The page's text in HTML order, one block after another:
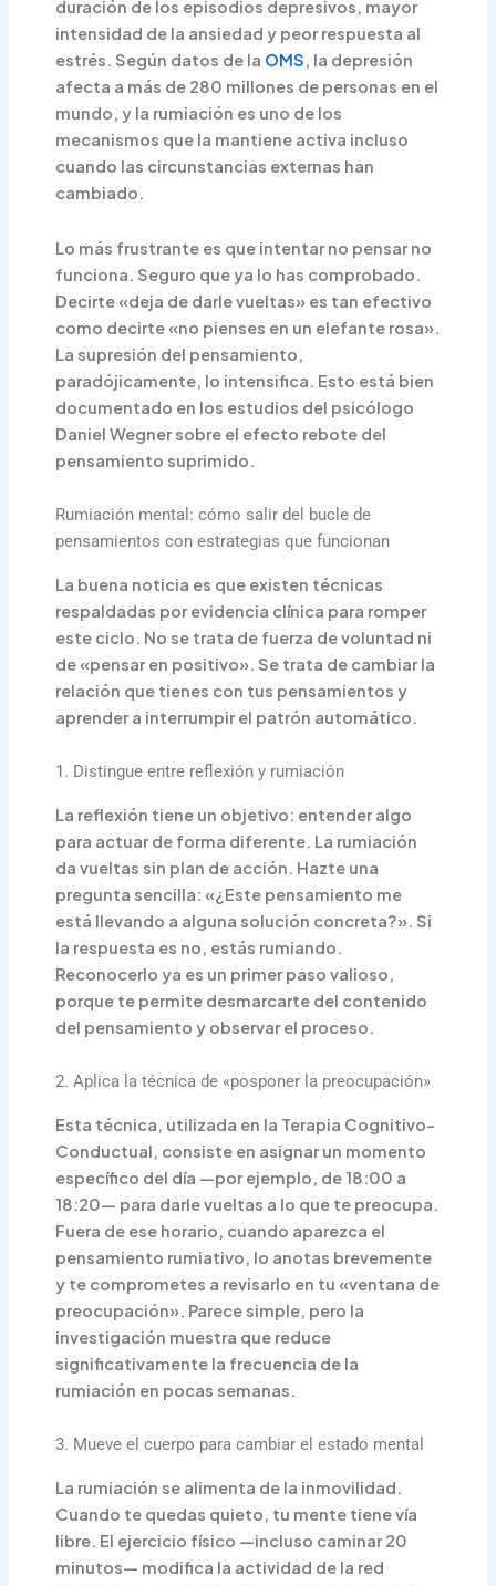
duración de los episodios depresivos, mayor
intensidad de la ansiedad y peor respuesta al
estrés. Según datos de la OMS, la depresión
afecta a más de 280 millones de personas en el
mundo, y la rumiación es uno de los
mecanismos que la mantiene activa incluso
cuando las circunstancias externas han
cambiado.
Lo más frustrante es que intentar no pensar no
funciona. Seguro que ya lo has comprobado.
Decirte «deja de darle vueltas» es tan efectivo
como decirte «no pienses en un elefante rosa».
La supresión del pensamiento,
paradójicamente, lo intensifica. Esto está bien
documentado en los estudios del psicólogo
Daniel Wegner sobre el efecto rebote del
pensamiento suprimido.
Rumiación mental: cómo salir del bucle de
pensamientos con estrategias que funcionan
La buena noticia es que existen técnicas
respaldadas por evidencia clínica para romper
este ciclo. No se trata de fuerza de voluntad ni
de «pensar en positivo». Se trata de cambiar la
relación que tienes con tus pensamientos y
aprender a interrumpir el patrón automático.
1. Distingue entre reflexión y rumiación
La reflexión tiene un objetivo: entender algo
para actuar de forma diferente. La rumiación
da vueltas sin plan de acción. Hazte una
pregunta sencilla: «¿Este pensamiento me
está llevando a alguna solución concreta?». Si
la respuesta es no, estás rumiando.
Reconocerlo ya es un primer paso valioso,
porque te permite desmarcarte del contenido
del pensamiento y observar el proceso.
2. Aplica la técnica de «posponer la preocupación»
Esta técnica, utilizada en la Terapia Cognitivo-
Conductual, consiste en asignar un momento
específico del día —por ejemplo, de 18:00 a
18:20— para darle vueltas a lo que te preocupa.
Fuera de ese horario, cuando aparezca el
pensamiento rumiativo, lo anotas brevemente
y te comprometes a revisarlo en tu «ventana de
preocupación». Parece simple, pero la
investigación muestra que reduce
significativamente la frecuencia de la
rumiación en pocas semanas.
3. Mueve el cuerpo para cambiar el estado mental
La rumiación se alimenta de la inmovilidad.
Cuando te quedas quieto, tu mente tiene vía
libre. El ejercicio físico —incluso caminar 20
minutos— modifica la actividad de la red